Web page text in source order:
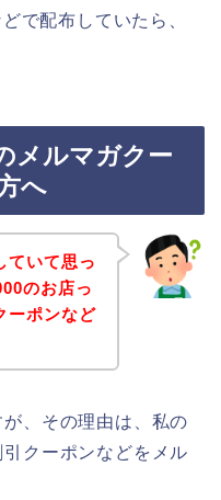
で配布していたら、
メルマガクー
へ
ていて思っ
のお店っ
ーポンなど
、その理由は、私の
クーポンなどをメル